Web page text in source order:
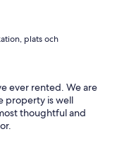
plats och
ever rented. We are
property is well
thoughtful and